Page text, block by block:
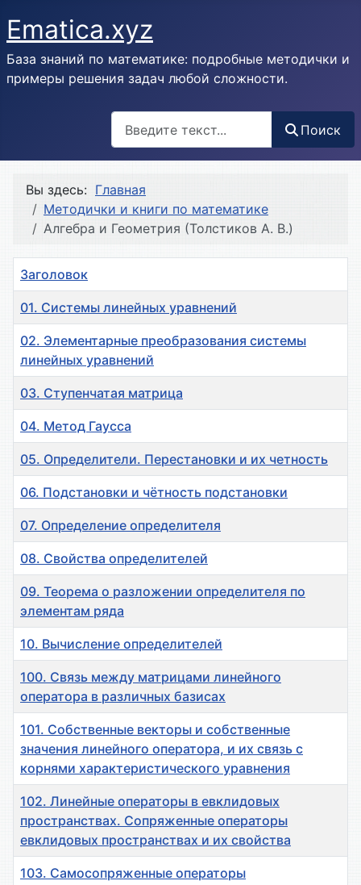
Ematica.xyz
База знаний по математике: подробные методички и
примеры решения задач любой сложности.
Поиск
Вы здесь: Главная
Методички и книги по математике
Алгебра и Геометрия (Толстиков А. В.)
Заголовок
01. Системы линейных уравнений
02. Элементарные преобразования системы
линейных уравнений
03. Ступенчатая матрица
04. Метод Гаусса
05. Определители. Перестановки и их четность
06. Подстановки и чётность подстановки
07. Определение определителя
08. Свойства определителей
09. Теорема о разложении определителя по
элементам ряда
10. Вычисление определителей
100. Связь между матрицами линейного
оператора в различных базисах
101. Собственные векторы и собственные
значения линейного оператора, и их связь с
корнями характеристического уравнения
102. Линейные операторы в евклидовых
пространствах. Сопряженные операторы
евклидовых пространствах и их свойства
103. Самосопряженные операторы